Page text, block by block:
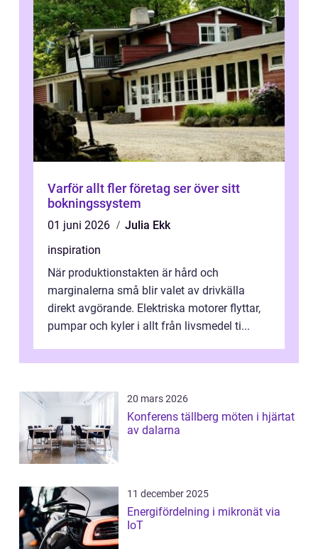
Varför allt fler företag ser över sitt
bokningssystem
01 juni 2026
Julia Ekk
inspiration
När produktionstakten är hård och
marginalerna små blir valet av drivkälla
direkt avgörande. Elektriska motorer flyttar,
pumpar och kyler i allt från livsmedel ti...
20 mars 2026
Konferens tällberg möten i hjärtat
av dalarna
11 december 2025
Energifördelning i mikronät via
IoT